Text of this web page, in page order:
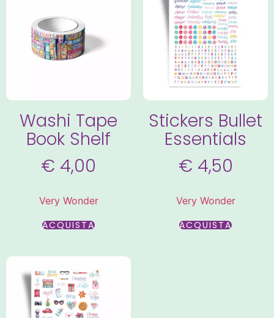
Washi Tape
Book Shelf
€ 4,00
Very Wonder
ACQUISTA
Stickers Bullet
Essentials
€ 4,50
Very Wonder
ACQUISTA